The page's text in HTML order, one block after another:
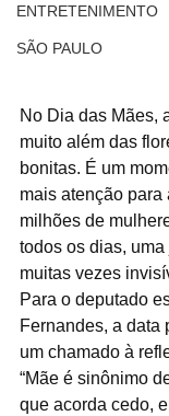
ENTRETENIMENTO
SÃO PAULO
No Dia das Mães,
muito além das
bonitas. É um
mais atenção para
milhões de
todos os dias,
muitas vezes
Para o deputado
Fernandes, a data
um chamado à
“Mãe é sinônimo
que acorda cedo,